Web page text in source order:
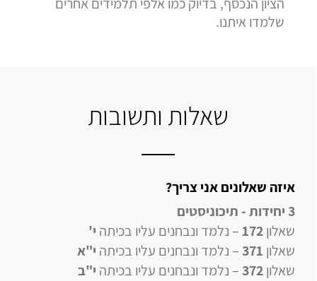
הציון הנכסף, בדיוק כמו אלפי תלמידים אחרים
שלמדו איתנו.
שאלות ותשובות
איזה שאלונים אני צריך?
3 יחידות - תיכוניסטים
שאלון172– נלמד ונבחנים עליו בכיתה י'
שאלון 371– נלמד ונבחנים עליו בכיתה י"א
שאלון372– נלמד ונבחנים עליו בכיתה י"ב